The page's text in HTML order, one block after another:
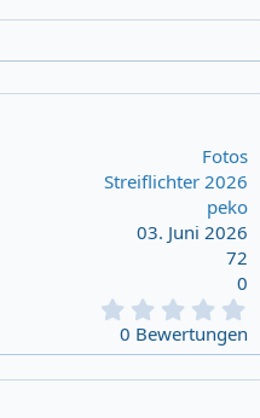
Fotos
Streiflichter 2026
peko
03. Juni 2026
72
0
0
0
0 Bewertungen